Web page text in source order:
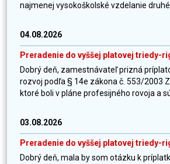
najmenej vysokoškolské vzdelanie
04.08.2026
Preradenie do vyššej platovej triedy-
Dobrý deň, zamestnávateľ prizná
rozvoj podľa § 14e zákona č. 553/2003
ktoré boli v pláne profesijného rovoja a sú
03.08.2026
Preradenie do vyššej platovej triedy-
Dobrý deň, mala by som otázku k